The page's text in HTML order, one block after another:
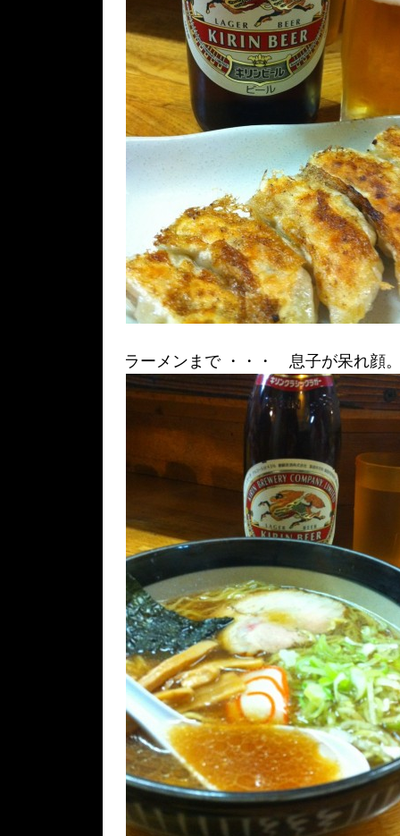
ラーメンまで ・・・ 息子が呆れ顔